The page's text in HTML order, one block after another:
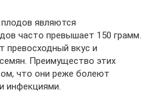
являются
часто превышает 150 грамм.
превосходный вкус и
Преимущество этих
что они реже болеют
инфекциями.